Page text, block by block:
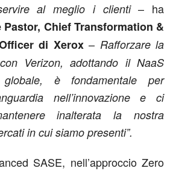
al meglio i clienti– ha
Chief Transformation &
di Xerox– Rafforzare la
Verizon, adottando il NaaS
è fondamentale per
nell’innovazione e ci
inalterata la nostra
in cui siamo presenti”.
SASE, nell’approccio Zero